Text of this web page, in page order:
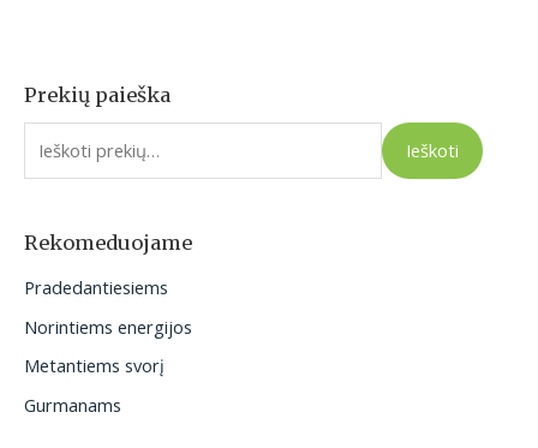
Prekių paieška
I
e
o
:
Ieškoti
Rekomeduojame
Pradedantiesiems
Norintiems energijos
Metantiems svorį
Gurmanams